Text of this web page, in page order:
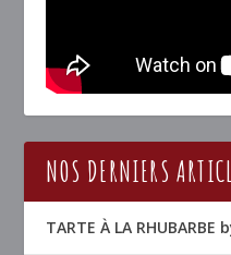
NOS DERNIERS
TARTE À LA RHUBARBE